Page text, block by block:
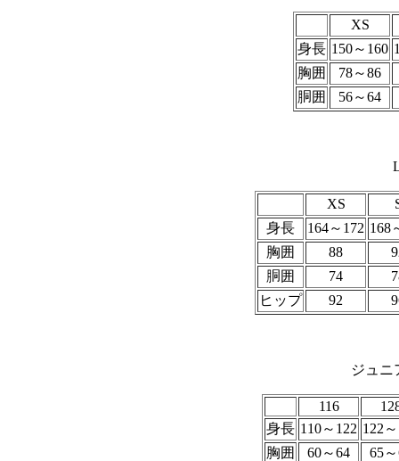
XS
身長 150～160
胸囲
78～86
胴囲
56～64
XS
身長
164～172 168
胸囲
88
胴囲
74
ヒップ
92
ジュニ
116
身長 110～122 122
胸囲
60～64
65